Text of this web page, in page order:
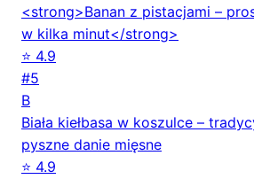
<strong>Banan z pistacjami –
w kilka minut</strong>
⭐ 4.9
#5
B
Biała kiełbasa w koszulce –
pyszne danie mięsne
⭐ 4.9